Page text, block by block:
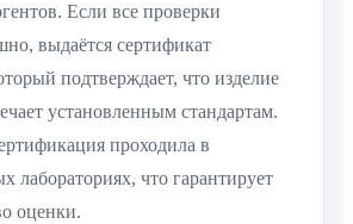
Если все проверки
выдаётся сертификат
подтверждает, что изделие
установленным стандартам.
проходила в
лабораториях, что гарантирует
оценки.